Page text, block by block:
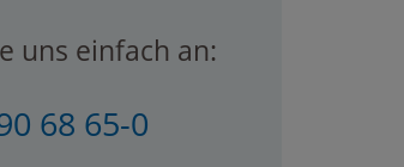
uns einfach an:
68 65-0